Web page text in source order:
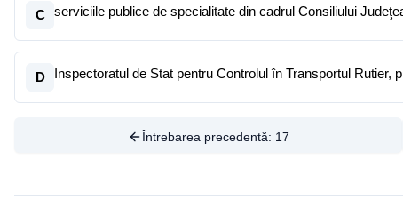
C serviciile publice de
D Inspectoratul de Stat pentru Controlul în Transportul Rutier,
Întrebarea precedentă: 17